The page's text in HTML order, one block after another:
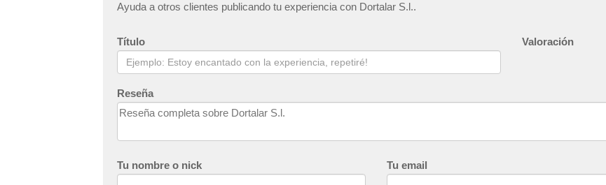
Ayuda a otros clientes publicando tu experiencia con Dortalar S.l..
Título Valoración
Reseña
Tu nombre o nick Tu email